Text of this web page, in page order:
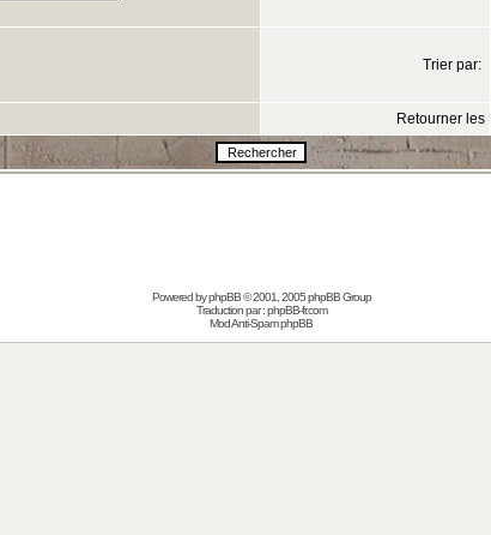
Trier par:
Retourner les
Powered byphpBB© 2001, 2005 phpBB Group
Traduction par :phpBB-fr.com
Mod Anti-Spam phpBB